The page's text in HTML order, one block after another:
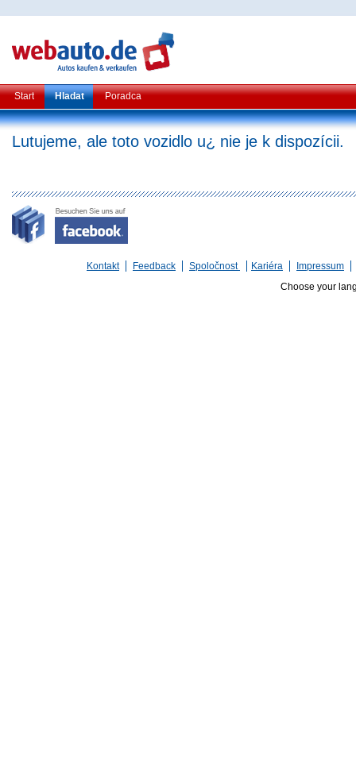
Start Hladat Poradca
Lutujeme, ale toto vozidlo u¿ nie je k dispozícii.
Kontakt Feedback Spoločnost Kariéra
Impressum
Choose your